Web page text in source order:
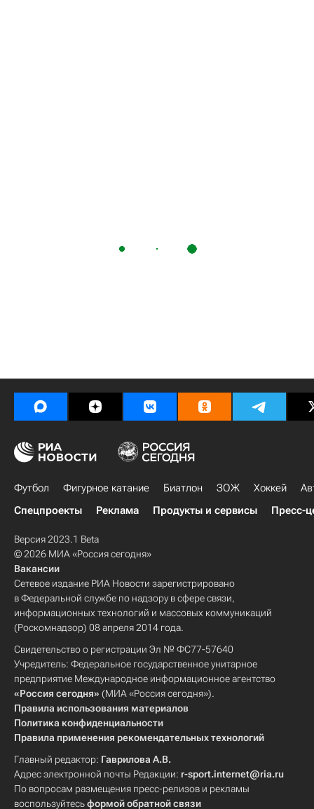
Футбол Фигурное катание Биатлон ЗОЖ Хоккей
Спецпроекты
Реклама Продукты и сервисы Пресс-
Версия 2023.1 Beta
© 2026 МИА «Россия сегодня»
Вакансии
Сетевое издание РИА Новости зарегистрировано
в Федеральной службе по надзору в сфере связи,
информационных технологий и массовых коммуникаций
(Роскомнадзор) 08 апреля 2014 года.
Свидетельство о регистрации Эл № ФС77-57640
Учредитель: Федеральное государственное унитарное
предприятие Международное информационное агентство
«Россия сегодня» (МИА «Россия сегодня»).
Правила использования материалов
Политика конфиденциальности
Правила применения рекомендательных технологий
Главный редактор: Гаврилова А.В.
Адрес электронной почты Редакции: r-sport.internet@ria.ru
По вопросам размещения пресс-релизов и рекламы
воспользуйтесьформой обратной связи